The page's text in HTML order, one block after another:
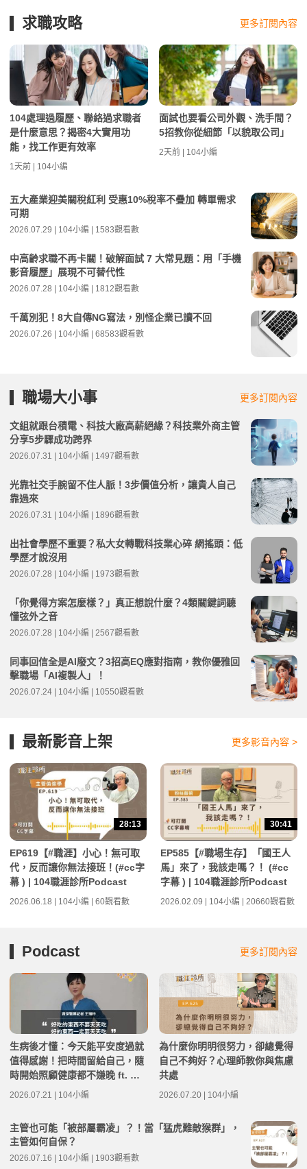
求職攻略 更多訂閱內容
104處理過履歷、聯絡過求職者
是什麼意思？揭密4大實用功
能，找工作更有效率
1天前 | 104小編
面試也要看公司外觀、洗手間？
5招教你從細節「以貌取公司」
2天前 | 104小編
五大產業迎美關稅紅利 受惠10%稅率不疊加 轉單需求
可期
2026.07.29 | 104小編 | 1583觀看數
中高齡求職不再卡關！破解面試 7 大常見題：用「手機
影音履歷」展現不可替代性
2026.07.28 | 104小編 | 1812觀看數
千萬別犯！8大自傳NG寫法，別怪企業已讀不回
2026.07.26 | 104小編 | 68583觀看數
職場大小事 更多訂閱內容
文組就跟台積電、科技大廠高薪絕緣？科技業外商主管
分享5步驟成功跨界
2026.07.31 | 104小編 | 1497觀看數
光靠社交手腕留不住人脈！3步價值分析，讓貴人自己
靠過來
2026.07.31 | 104小編 | 1896觀看數
出社會學歷不重要？私大女轉戰科技業心碎 網搖頭：低
學歷才說沒用
2026.07.28 | 104小編 | 1973觀看數
「你覺得方案怎麼樣？」真正想說什麼？4類關鍵詞聽
懂弦外之音
2026.07.28 | 104小編 | 2567觀看數
同事回信全是AI廢文？3招高EQ應對指南，教你優雅回
擊職場「AI複製人」！
2026.07.24 | 104小編 | 10550觀看數
最新影音上架 更多影音內容 >
28:13
EP619【#職涯】小心！無可取
代，反而讓你無法接班！(#cc字
幕 ) | 104職涯診所Podcast
2026.06.18 | 104小編 | 60觀看數
30:41
EP585【#職場生存】「國王人
馬」來了，我該走嗎？！ (#cc
字幕 ) | 104職涯診所Podcast
2026.02.09 | 104小編 | 20660觀看數
Podcast 更多訂閱內容
生病後才懂：今天能平安度過就
值得感謝！把時間留給自己，隨
時開始照顧健康都不嫌晚 ft. 資
深醫藥記者王瑞玲 | 高年級不打
2026.07.21 | 104小編
為什麼你明明很努力，卻總覺得
自己不夠好？心理師教你與焦慮
共處
2026.07.20 | 104小編
主管也可能「被部屬霸凌」？！當「猛虎難敵猴群」，
主管如何自保？
2026.07.16 | 104小編 | 1903觀看數